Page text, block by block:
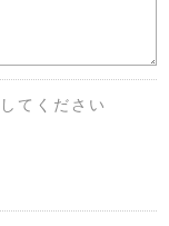
てください